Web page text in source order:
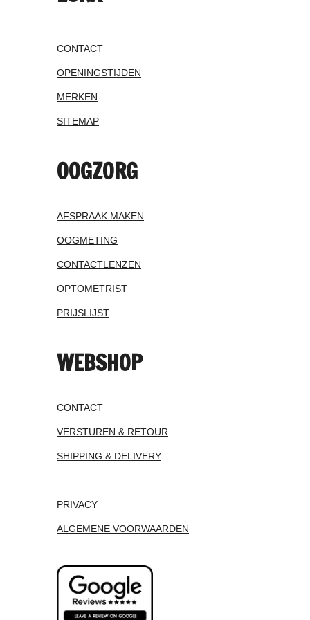
CONTACT
OPENINGSTIJDEN
MERKEN
SITEMAP
OOGZORG
AFSPRAAK MAKEN
OOGMETING
CONTACTLENZEN
OPTOMETRIST
PRIJSLIJST
WEBSHOP
CONTACT
VERSTUREN & RETOUR
SHIPPING & DELIVERY
PRIVACY
ALGEMENE VOORWAARDEN